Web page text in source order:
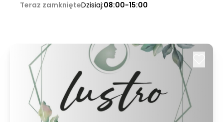
Teraz zamknięteDzisiaj:08:00-15:00